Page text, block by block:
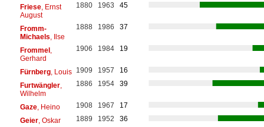
Friese, Ernst
August
1880 1963 45
Fromm-
Michaels , Ilse
1888 1986 37
Frommel,
Gerhard
1906 1984 19
Fürnberg, Louis 1909 1957
16
Furtwängler,
Wilhelm
1886 1954 39
Gaze, Heino 1908 1967
17
Geier, Oskar 1889 1952
36